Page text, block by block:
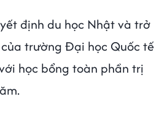
định du học Nhật và trở
trường Đại học Quốc tế
học bổng toàn phần trị